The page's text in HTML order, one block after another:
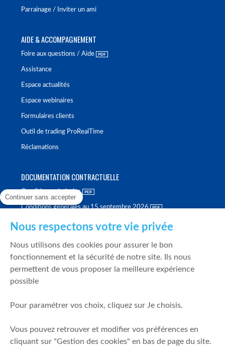
Parrainage / Inviter un ami
AIDE & ACCOMPAGNEMENT
Foire aux questions / Aide
Assistance
Espace actualités
Espace webinaires
Formulaires clients
Outil de trading ProRealTime
Réclamations
DOCUMENTATION CONTRACTUELLE
Conditions générales
Conditions générales au 15 septembre 2026
Politique de meilleure sélection
Politique de durabilité
Fonds de garantie des dépôts et de résolution
Mentions légales
Prévention de la fraude
Continuer sans accepter
Nous respectons votre vie privée
Nous utilisons des cookies pour assurer le bon
fonctionnement et la sécurité de notre site. Ils nous
permettent de vous proposer la meilleure expérience
possible
Pour paramétrer vos choix, cliquez sur Je choisis.
Vous pouvez retrouver et modifier vos préférences en
cliquant sur "Gestion des cookies" en bas de page du site.